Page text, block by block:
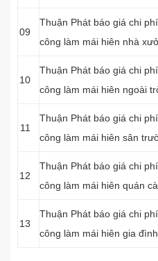
09
Thuận Phát báo giá chi
công làm mái hiên nhà
10
Thuận Phát báo giá chi
công làm mái hiên ngoài
11
Thuận Phát báo giá chi
công làm mái hiên sân
12
Thuận Phát báo giá chi
công làm mái hiên quán
13
Thuận Phát báo giá chi
công làm mái hiên gia đình